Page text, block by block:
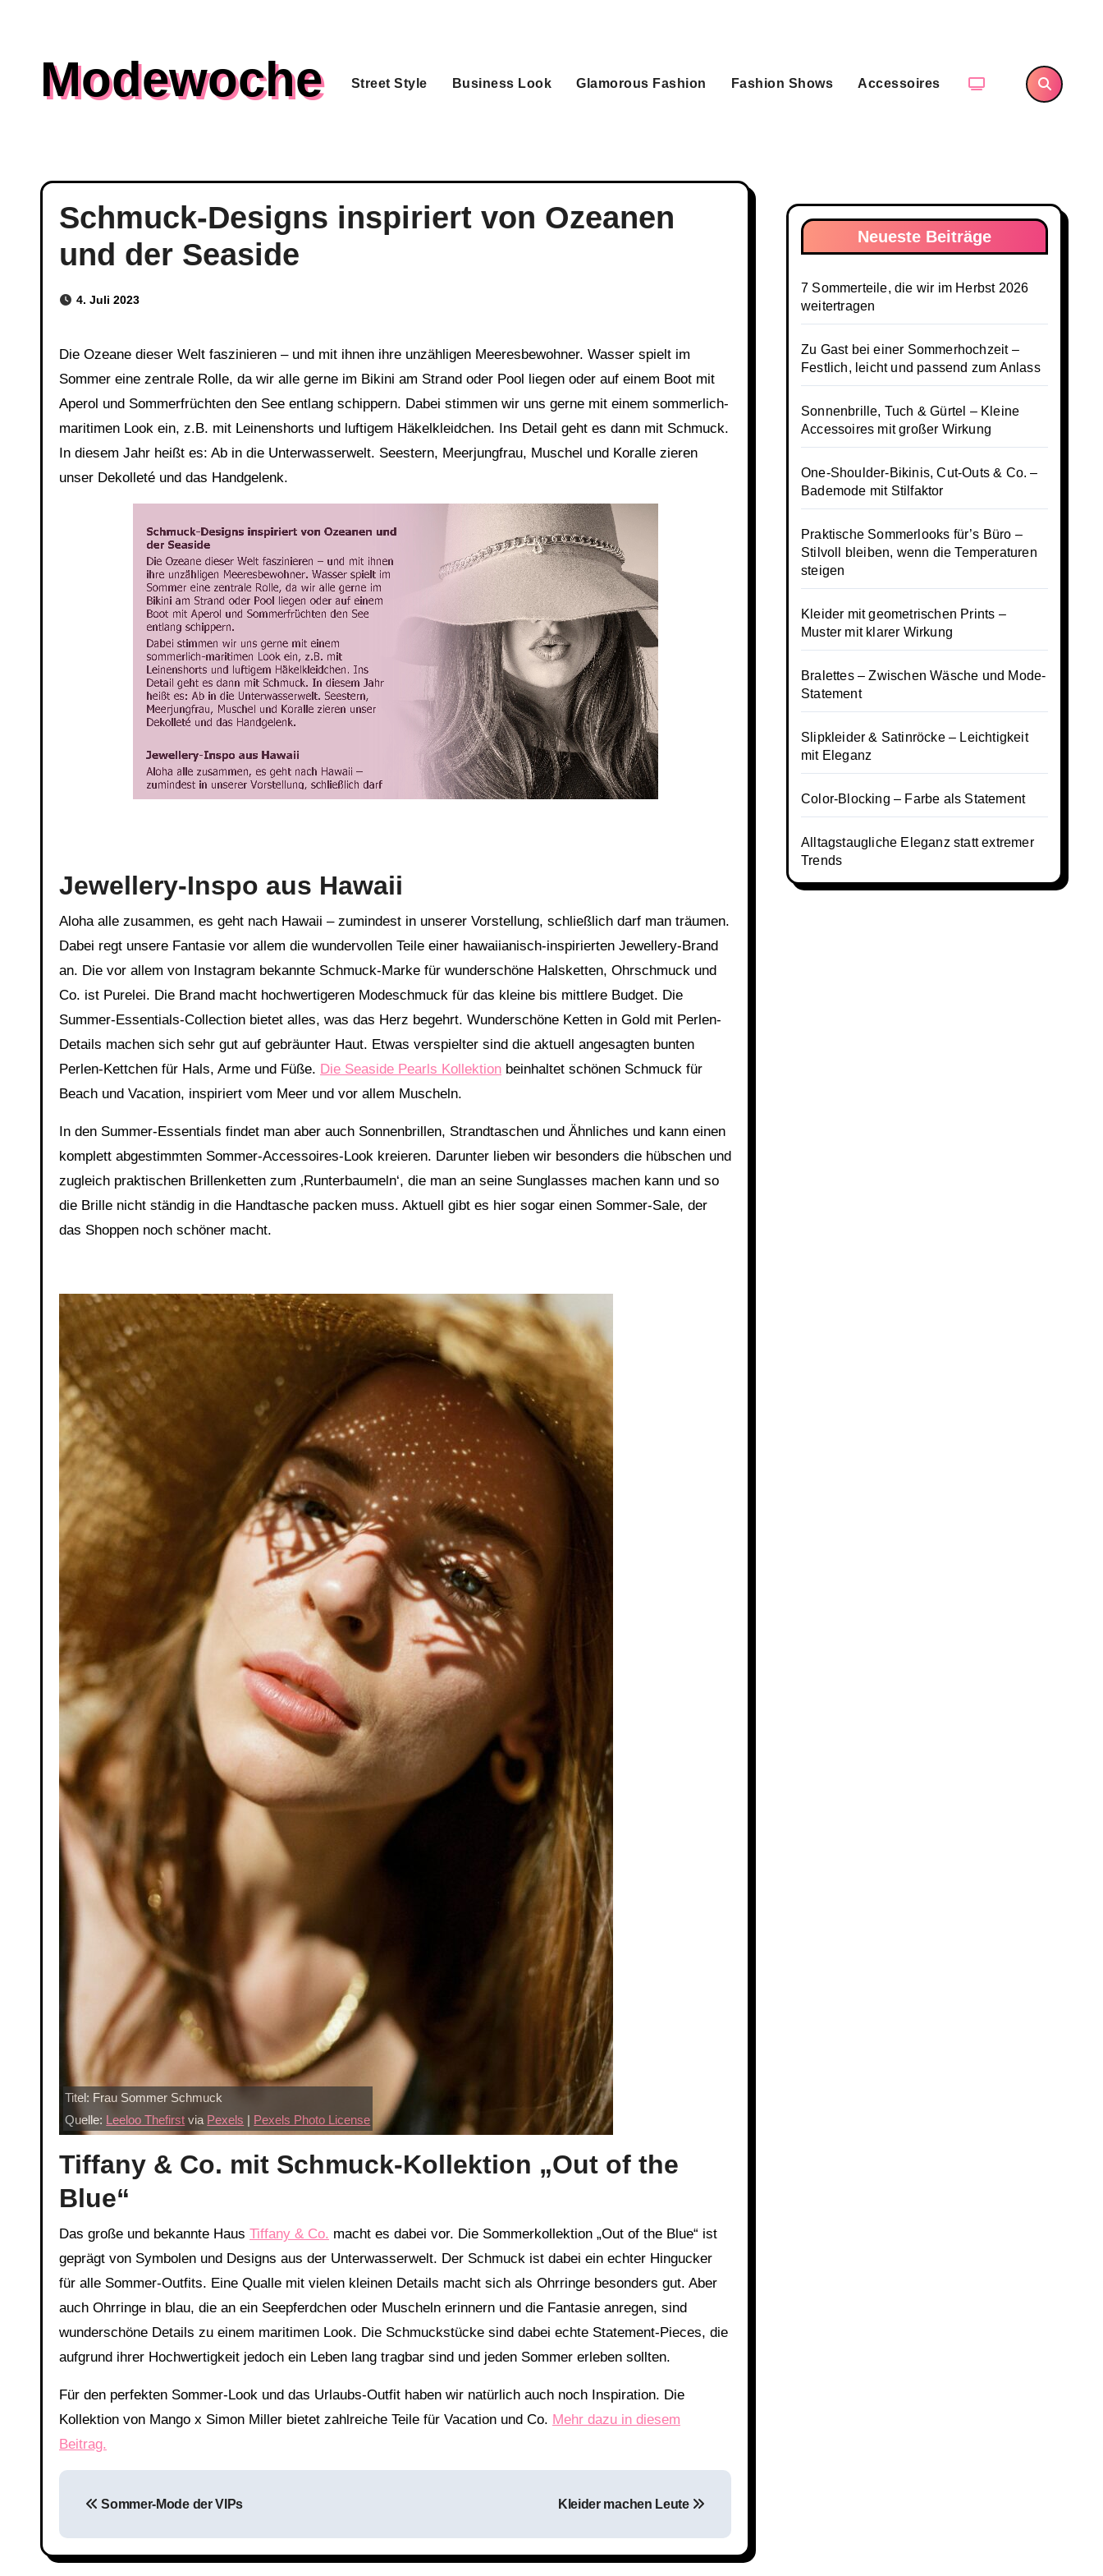
Modewoche Street Style Business Look Glamorous Fashion Fashion Shows Accessoires
Schmuck-Designs inspiriert von Ozeanen
und der Seaside
4. Juli 2023
Die Ozeane dieser Welt faszinieren – und mit ihnen ihre unzähligen Meeresbewohner. Wasser spielt im
Sommer eine zentrale Rolle, da wir alle gerne im Bikini am Strand oder Pool liegen oder auf einem Boot mit
Aperol und Sommerfrüchten den See entlang schippern. Dabei stimmen wir uns gerne mit einem sommerlich-
maritimen Look ein, z.B. mit Leinenshorts und luftigem Häkelkleidchen. Ins Detail geht es dann mit Schmuck.
In diesem Jahr heißt es: Ab in die Unterwasserwelt. Seestern, Meerjungfrau, Muschel und Koralle zieren
unser Dekolleté und das Handgelenk.
Jewellery-Inspo aus Hawaii
Aloha alle zusammen, es geht nach Hawaii – zumindest in unserer Vorstellung, schließlich darf man träumen.
Dabei regt unsere Fantasie vor allem die wundervollen Teile einer hawaiianisch-inspirierten Jewellery-Brand
an. Die vor allem von Instagram bekannte Schmuck-Marke für wunderschöne Halsketten, Ohrschmuck und
Co. ist Purelei. Die Brand macht hochwertigeren Modeschmuck für das kleine bis mittlere Budget. Die
Summer-Essentials-Collection bietet alles, was das Herz begehrt. Wunderschöne Ketten in Gold mit Perlen-
Details machen sich sehr gut auf gebräunter Haut. Etwas verspielter sind die aktuell angesagten bunten
Perlen-Kettchen für Hals, Arme und Füße. Die Seaside Pearls Kollektion beinhaltet schönen Schmuck für
Beach und Vacation, inspiriert vom Meer und vor allem Muscheln.
In den Summer-Essentials findet man aber auch Sonnenbrillen, Strandtaschen und Ähnliches und kann einen
komplett abgestimmten Sommer-Accessoires-Look kreieren. Darunter lieben wir besonders die hübschen und
zugleich praktischen Brillenketten zum ‚Runterbaumeln‘, die man an seine Sunglasses machen kann und so
die Brille nicht ständig in die Handtasche packen muss. Aktuell gibt es hier sogar einen Sommer-Sale, der
das Shoppen noch schöner macht.
Titel: Frau Sommer Schmuck
Quelle: Leeloo Thefirst via Pexels | Pexels Photo License
Tiffany & Co. mit Schmuck-Kollektion „Out of the
Blue“
Das große und bekannte Haus Tiffany & Co. macht es dabei vor. Die Sommerkollektion „Out of the Blue“ ist
geprägt von Symbolen und Designs aus der Unterwasserwelt. Der Schmuck ist dabei ein echter Hingucker
für alle Sommer-Outfits. Eine Qualle mit vielen kleinen Details macht sich als Ohrringe besonders gut. Aber
auch Ohrringe in blau, die an ein Seepferdchen oder Muscheln erinnern und die Fantasie anregen, sind
wunderschöne Details zu einem maritimen Look. Die Schmuckstücke sind dabei echte Statement-Pieces, die
aufgrund ihrer Hochwertigkeit jedoch ein Leben lang tragbar sind und jeden Sommer erleben sollten.
Für den perfekten Sommer-Look und das Urlaubs-Outfit haben wir natürlich auch noch Inspiration. Die
Kollektion von Mango x Simon Miller bietet zahlreiche Teile für Vacation und Co. Mehr dazu in diesem
Beitrag.
Sommer-Mode der VIPs Kleider machen Leute
Neueste Beiträge
7 Sommerteile, die wir im Herbst 2026
weitertragen
Zu Gast bei einer Sommerhochzeit –
Festlich, leicht und passend zum Anlass
Sonnenbrille, Tuch & Gürtel – Kleine
Accessoires mit großer Wirkung
One-Shoulder-Bikinis, Cut-Outs & Co. –
Bademode mit Stilfaktor
Praktische Sommerlooks für’s Büro –
Stilvoll bleiben, wenn die Temperaturen
steigen
Kleider mit geometrischen Prints –
Muster mit klarer Wirkung
Bralettes – Zwischen Wäsche und Mode-
Statement
Slipkleider & Satinröcke – Leichtigkeit
mit Eleganz
Color-Blocking – Farbe als Statement
Alltagstaugliche Eleganz statt extremer
Trends